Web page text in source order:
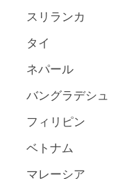
スリランカ
タイ
ネパール
バングラデシュ
フィリピン
ベトナム
マレーシア